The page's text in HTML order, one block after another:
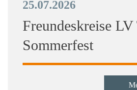
25.07.2026
Freundeskreise
Sommerfest